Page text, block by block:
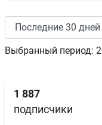
Выбранный период:
1 887
подписчики